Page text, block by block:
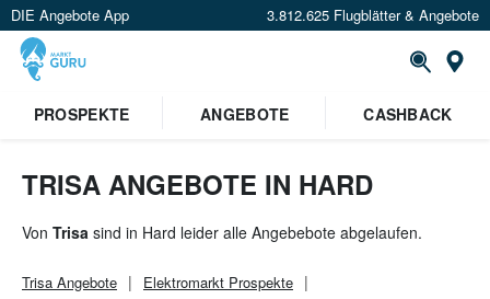
DIE Angebote App 3.812.625 Flugblätter & Angebote
PROSPEKTE
ANGEBOTE CASHBACK
TRISA ANGEBOTE IN HARD
Von Trisa sind in Hard leider alle Angebebote abgelaufen.
Trisa Angebote Elektromarkt Prospekte